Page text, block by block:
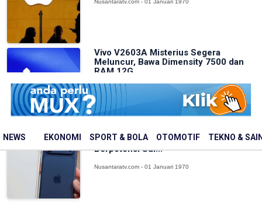
NEWS EKONOMI SPORT & BOLA OTOMOTIF TEKNO &
Nusantaratv.com - 01 Januari 1970
Vivo V2603A Misterius Segera
Meluncur, Bawa Dimensity 7500 dan
RAM 12G...
Nusantaratv.com - 01 Januari 1970
iPhone 18 Pro dan Pro Max
Berpotensi Sul...
Nusantaratv.com - 01 Januari 1970